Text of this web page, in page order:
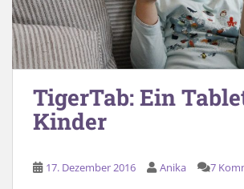
TigerTab: Ein
Kinder
17. Dezember 2016 Anika 7